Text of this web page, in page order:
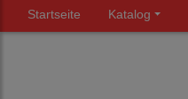
Startseite Katalog